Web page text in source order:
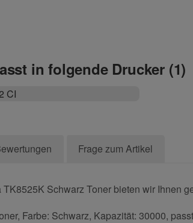
in folgende Drucker (1)
CI
Frage zum Artikel
Schwarz Toner bieten wir Ihnen
Farbe: Schwarz, Kapazität: 30000,